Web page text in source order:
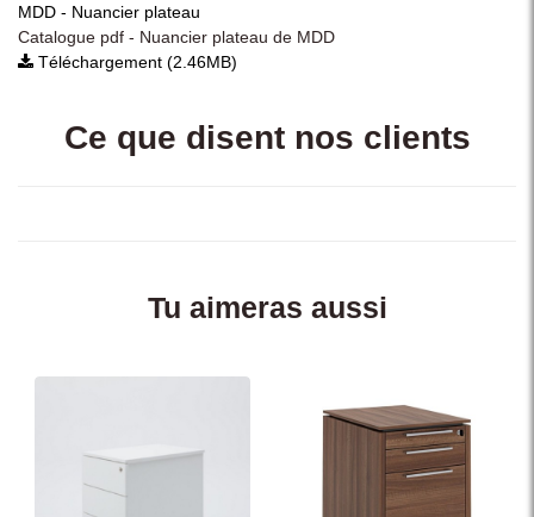
MDD - Nuancier plateau
Catalogue pdf - Nuancier plateau de MDD
Téléchargement (2.46MB)
Ce que disent nos clients
Tu aimeras aussi